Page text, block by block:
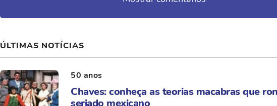
ÚLTIMAS NOTÍCIAS
50 anos
Chaves: conheça as teorias macabras que
seriado mexicano